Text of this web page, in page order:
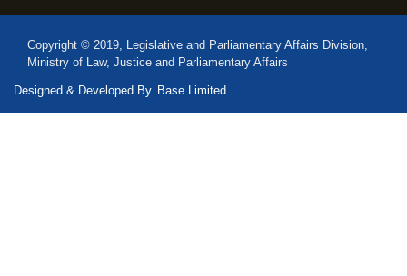
Copyright © 2019, Legislative and Parliamentary Affairs Division,
Ministry of Law, Justice and Parliamentary Affairs
Designed & Developed By Base Limited